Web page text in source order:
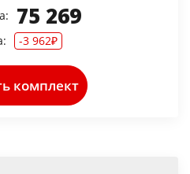
75 269
-3 962₽
комплект